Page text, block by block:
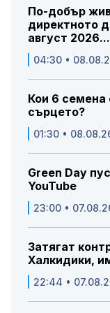
По-добър
директното
август 2026...
04:30 •
Кои 6 семена
сърцето?
01:30 •
Green Day
YouTube
23:00 •
Затягат
Халкидики,
22:44 •